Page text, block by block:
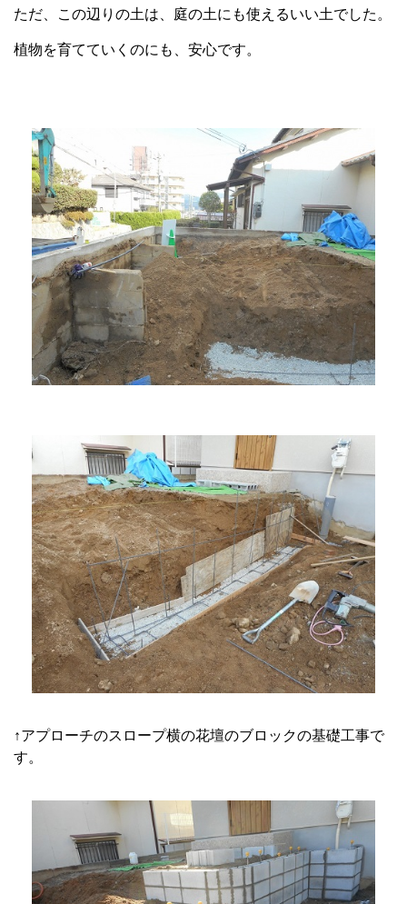
ただ、この辺りの土は、庭の土にも使えるいい土でした。
植物を育てていくのにも、安心です。
↑アプローチのスロープ横の花壇のブロックの基礎工事で
す。